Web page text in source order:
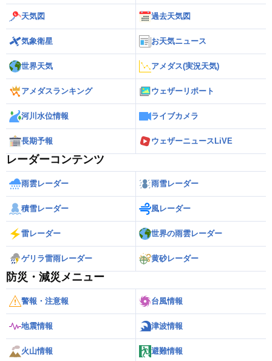
天気図 過去天気図
気象衛星 お天気ニュース
世界天気 アメダス(実況天気)
アメダスランキング ウェザーリポート
河川水位情報 ライブカメラ
長期予報 ウェザーニュースLiVE
レーダーコンテンツ
雨雲レーダー 雨雪レーダー
積雪レーダー 風レーダー
雷レーダー 世界の雨雲レーダー
ゲリラ雷雨レーダー 黄砂レーダー
防災・減災メニュー
警報・注意報 台風情報
地震情報 津波情報
火山情報 避難情報